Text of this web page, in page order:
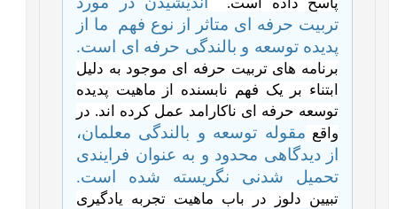
تربیت حرفه ای متاثر از نوع فهم
ما از
پدیده توسعه و بالندگی حرفه ای است.
برنامه های تربیت حرفه ای موجود به دلیل
ابتناء بر یک فهم نابسنده از ماهیت پدیده
توسعه حرفه ای ناکارامد عمل کرده اند. در
واقع مقوله توسعه و بالندگی معلمان،
از دیدگاهی محدود و به عنوان فرایندی
تحمیل شدنی نگریسته شده است.
تبیین دلوز در باب ماهیت تجربه یادگیری